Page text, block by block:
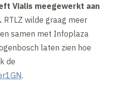
Vialis meegewerkt aan
RTLZ wilde graag meer
samen met Infoplaza
laten zien hoe
de
.